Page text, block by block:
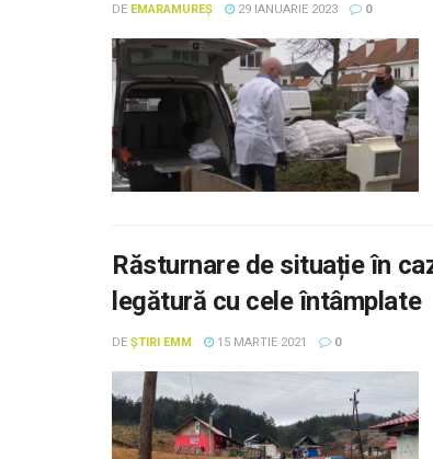
DE EMARAMUREȘ 29 IANUARIE 2023 0
Răsturnare de situație în
legătură cu cele întâmplate
DE ȘTIRI EMM 15 MARTIE 2021 0